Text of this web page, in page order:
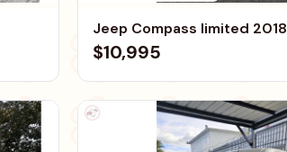
Jeep Compass limited 2018
$10,995